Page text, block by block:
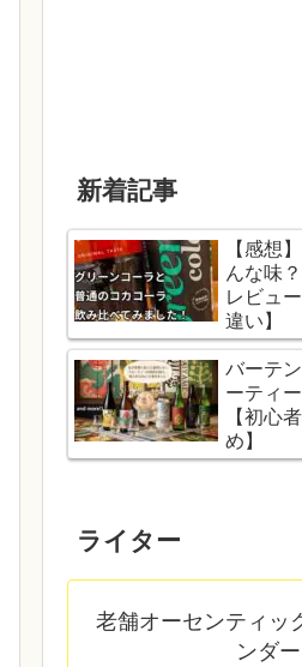
新着記事
【感想
んな味
レビュ
違い】
バーテ
ーティ
【初心
め】
ライター
老舗オーセンティッ
ンダー